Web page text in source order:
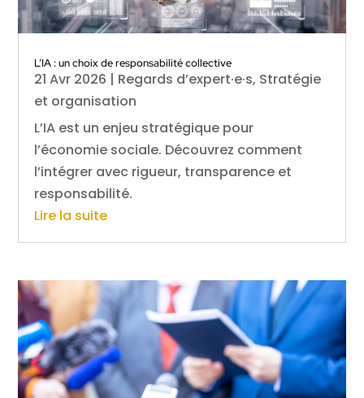
L’IA : un choix de responsabilité collective
21 Avr 2026 | Regards d’expert·e·s, Stratégie
et organisation
L’IA est un enjeu stratégique pour
l’économie sociale. Découvrez comment
l’intégrer avec rigueur, transparence et
responsabilité.
Lire la suite